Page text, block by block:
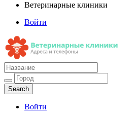
Ветеринарные клиники
Войти
Ветеринарные клиники
Адреса и телефоны
Войти